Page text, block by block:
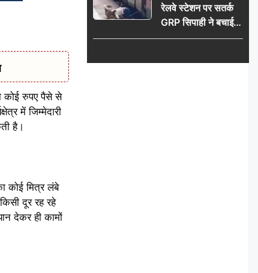
कोई रुपए पैसे से
में जिम्मेदारी
है।
कोई मित्र लंबे
दूर रह रहे
देकर ही कामों
रेलवे स्टेशन पर सतर्क
GRP सिपाही ने बचाई
महिला की जान, चलती
हादसा टला; घटना